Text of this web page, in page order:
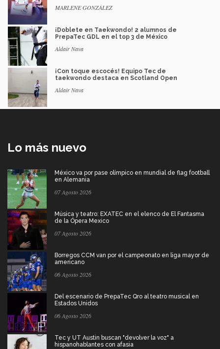
MARLENE GONZÁLEZ
¡Doblete en Taekwondo! 2 alumnos de
PrepaTec GDL en el top 3 de México
Aldair Nava
¡Con toque escocés! Equipo Tec de
taekwondo destaca en Scotland Open
Aldair Nava
Lo más nuevo
México va por pase olímpico en mundial de flag football
en Alemania
07 Agosto 2026
Música y teatro: EXATEC en el elenco de El Fantasma
de la Ópera Mexico
07 Agosto 2026
Borregos CCM van por el campeonato en liga mayor de
americano
06 Agosto 2026
Del escenario de PrepaTec Qro al teatro musical en
Estados Unidos
06 Agosto 2026
Tec y UT Austin buscan "devolver la voz" a
hispanohablantes con afasia